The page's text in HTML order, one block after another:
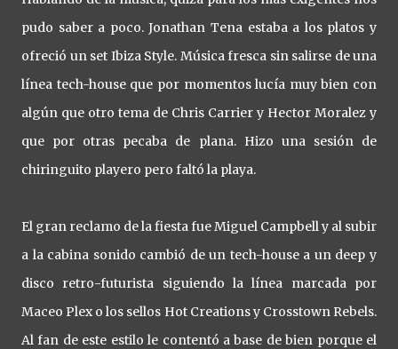
pudo saber a poco. Jonathan Tena estaba a los platos y
ofreció un set Ibiza Style. Música fresca sin salirse de una
línea tech-house que por momentos lucía muy bien con
algún que otro tema de Chris Carrier y Hector Moralez y
que por otras pecaba de plana. Hizo una sesión de
chiringuito playero pero faltó la playa.
El gran reclamo de la fiesta fue Miguel Campbell y al subir
a la cabina sonido cambió de un tech-house a un deep y
disco retro-futurista siguiendo la línea marcada por
Maceo Plex o los sellos Hot Creations y Crosstown Rebels.
Al fan de este estilo le contentó a base de bien porque el